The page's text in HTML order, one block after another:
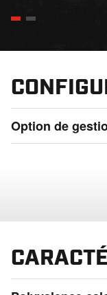
Option de
des temps d'arrêt,
même dans les